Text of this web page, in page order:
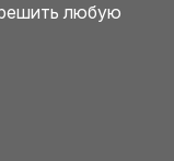
любую